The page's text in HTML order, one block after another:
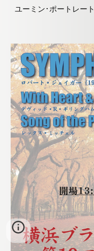
ユーミン･ポートレート